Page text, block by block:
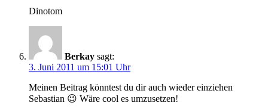
Dinotom
Berkay sagt:
3. Juni 2011 um 15:01 Uhr
Meinen Beitrag könntest du dir auch wieder einziehen
Sebastian 😉 Wäre cool es umzusetzen!